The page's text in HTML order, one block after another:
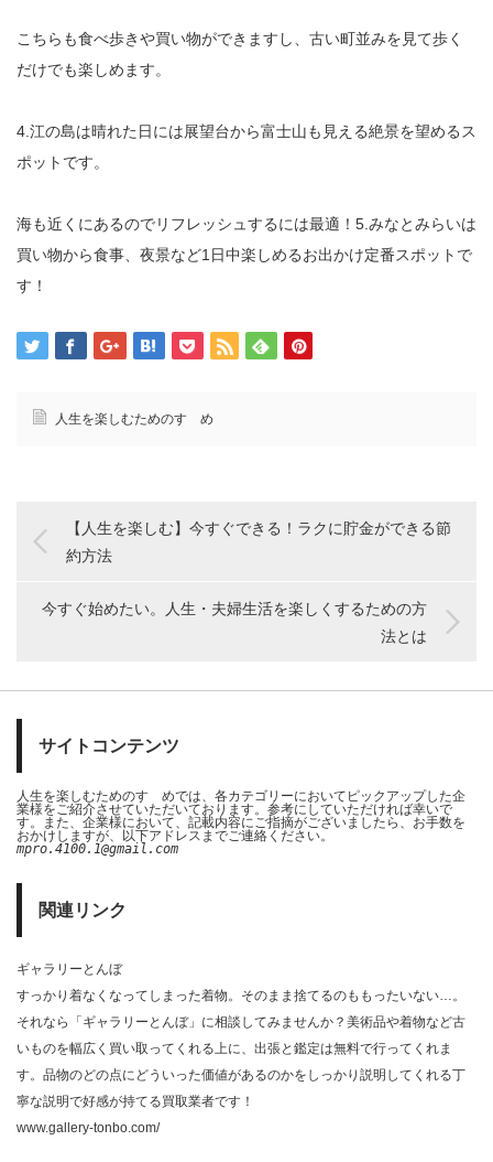
こちらも食べ歩きや買い物ができますし、古い町並みを見て歩く
だけでも楽しめます。
4.江の島は晴れた日には展望台から富士山も見える絶景を望めるス
ポットです。
海も近くにあるのでリフレッシュするには最適！5.みなとみらいは
買い物から食事、夜景など1日中楽しめるお出かけ定番スポットで
す！
人生を楽しむためのすゝめ
【人生を楽しむ】今すぐできる！ラクに貯金ができる節
約方法
今すぐ始めたい。人生・夫婦生活を楽しくするための方
法とは
サイトコンテンツ
人生を楽しむためのすゝめでは、各カテゴリーにおいてピックアップした企
業様をご紹介させていただいております。参考にしていただければ幸いで
す。また、企業様において、記載内容にご指摘がございましたら、お手数を
おかけしますが、以下アドレスまでご連絡ください。
mpro.4100.1@gmail.com
関連リンク
ギャラリーとんぼ
すっかり着なくなってしまった着物。そのまま捨てるのももったいない…。
それなら「ギャラリーとんぼ」に相談してみませんか？美術品や着物など古
いものを幅広く買い取ってくれる上に、出張と鑑定は無料で行ってくれま
す。品物のどの点にどういった価値があるのかをしっかり説明してくれる丁
寧な説明で好感が持てる買取業者です！
www.gallery-tonbo.com/